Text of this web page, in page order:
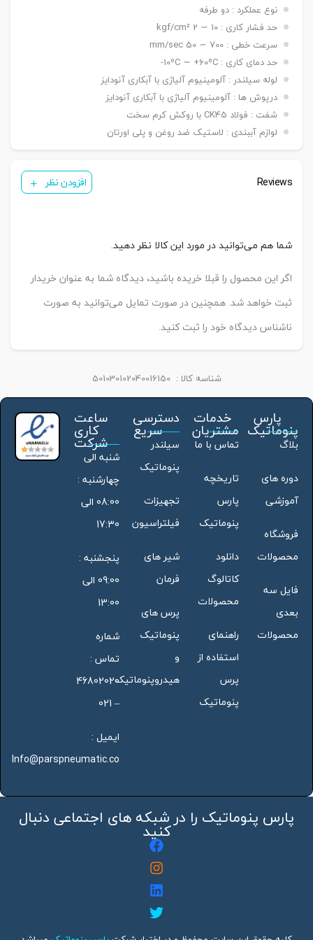
۵۰ ~ ۱۵۰۰ mm / ø ۱۶۰ -> ۵۰ ~ ۲۰۰۰ mm / ø ۲۰۰ ->
۵۰ ~ ۲۶۰۰ mm
سرشفت
دنده ماندگی ,دنده نری
بست
نصبی
کمره ای H / بست دو شاخه مادگی Y / بست چشمی
بست لولایی مادگی عقب CB / بست لولایی دوطرفه
عقب CAB / بست لولایی سکودار عقب CAS
سنسور
نوع عملکرد : دو طرفه
حد فشار کاری : 10 ∼ 2 kgf/cm²
سرعت خطی : 700 ∼ 50 mm/sec
حد دمای کاری : 10ºC ∼ +60ºC-
لوله سیلندر : آلومینیوم آلیاژی با آبکاری آنودایز
درپوش ها : آلومینیوم آلیاژی با آبکاری آنودایز
شفت : فولاد CK45 با روکش کرم سخت
لوازم آببندی : لاستیک ضد روغن و پلی اورتان
Reviews افزودن نظر
شما هم می‌توانید در مورد این کالا نظر دهید.
اگر این محصول را قبلا خریده باشید، دیدگاه شما به عنوان خریدار
ثبت خواهد شد. همچنین در صورت تمایل می‌توانید به صورت
ناشناس دیدگاه خود را ثبت کنید.
شناسه کالا : 501030102040016150
پارس
پنوماتیک
بلاگ
دوره های
آموزشی
فروشگاه
محصولات
فایل سه
بعدی
محصولات
خدمات
مشتریان
تماس با ما
تاریخچه
پارس
پنوماتیک
دانلود
کاتالوگ
محصولات
راهنمای
استفاده از
پرس
پنوماتیک
دسترسی
سریع
سیلندر
پنوماتیک
تجهیزات
فیلتراسیون
شیر های
فرمان
پرس های
پنوماتیک
و
هیدروپنوماتیک
ساعت
کاری
شرکت
شنبه الی
چهارشنبه :
08:00 الی
17:30
پنجشنبه :
09:00 الی
13:00
شماره
تماس :
46802020
– 021
ایمیل :
Info@parspneumatic.co
پارس پنوماتیک را در شبکه های اجتماعی دنبال
کنید